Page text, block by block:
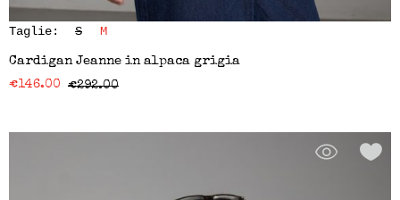
Taglie: S M
Cardigan Jeanne in alpaca grigia
€146.00 €292.00